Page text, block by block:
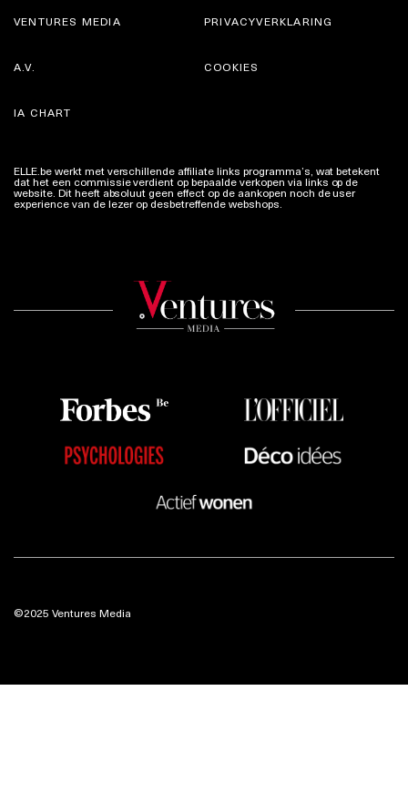
VENTURES MEDIA PRIVACYVERKLARING
A.V.
IA CHART
COOKIES
ELLE.be werkt met verschillende affiliate links programma’s, wat betekent
dat het een commissie verdient op bepaalde verkopen via links op de
website. Dit heeft absoluut geen effect op de aankopen noch de user
experience van de lezer op desbetreffende webshops.
©2025 Ventures Media